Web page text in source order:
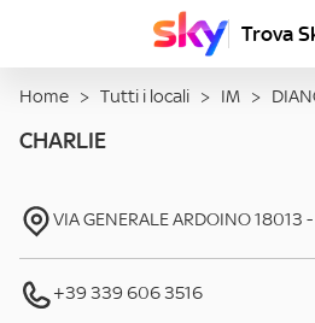
Trova
Home > Tutti i locali > IM >
CHARLIE
VIA GENERALE ARDOINO18013 -
+39 339 606 3516